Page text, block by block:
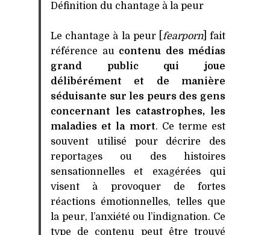
Définition du chantage à la peur
Le chantage à la peur [ fearporn] fait
référence au contenu des médias
grand public qui joue
délibérément et de manière
séduisante sur les peurs des gens
concernant les catastrophes, les
maladies et la mort. Ce terme est
souvent utilisé pour décrire des
reportages ou des histoires
sensationnelles et exagérées qui
visent à provoquer de fortes
réactions émotionnelles, telles que
la peur, l’anxiété ou l’indignation. Ce
type de contenu peut être trouvé